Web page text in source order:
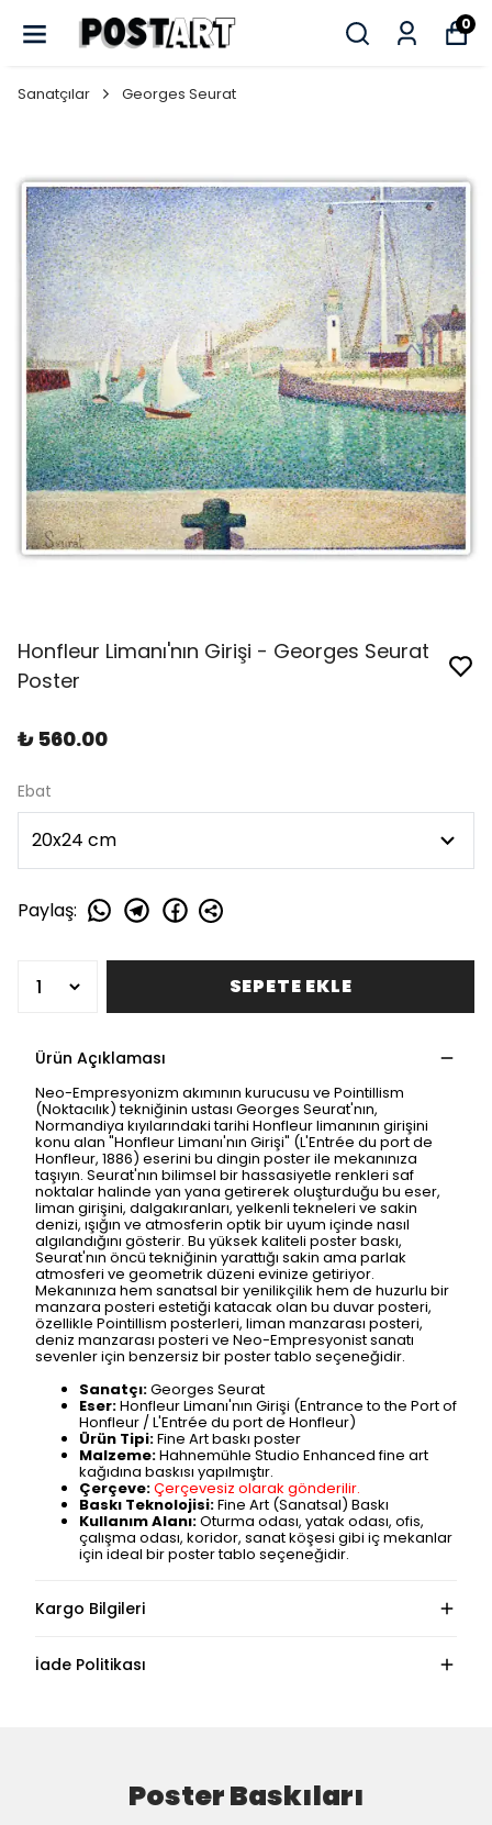
0
Sanatçılar Georges Seurat
Honfleur Limanı'nın Girişi - Georges Seurat
Poster
₺ 560.00
Ebat
Paylaş:
SEPETE EKLE
Ürün Açıklaması
Neo-Empresyonizm akımının kurucusu ve Pointillism
(Noktacılık) tekniğinin ustası Georges Seurat'nın,
Normandiya kıyılarındaki tarihi Honfleur limanının girişini
konu alan "Honfleur Limanı'nın Girişi" (L'Entrée du port de
Honfleur, 1886) eserini bu dingin poster ile mekanınıza
taşıyın. Seurat'nın bilimsel bir hassasiyetle renkleri saf
noktalar halinde yan yana getirerek oluşturduğu bu eser,
liman girişini, dalgakıranları, yelkenli tekneleri ve sakin
denizi, ışığın ve atmosferin optik bir uyum içinde nasıl
algılandığını gösterir. Bu yüksek kaliteli poster baskı,
Seurat'nın öncü tekniğinin yarattığı sakin ama parlak
atmosferi ve geometrik düzeni evinize getiriyor.
Mekanınıza hem sanatsal bir yenilikçilik hem de huzurlu bir
manzara posteri estetiği katacak olan bu duvar posteri,
özellikle Pointillism posterleri, liman manzarası posteri,
deniz manzarası posteri ve Neo-Empresyonist sanatı
sevenler için benzersiz bir poster tablo seçeneğidir.
Sanatçı:Georges Seurat
Eser:Honfleur Limanı'nın Girişi (Entrance to the Port of
Honfleur / L'Entrée du port de Honfleur)
Ürün Tipi:Fine Art baskı poster
Malzeme:Hahnemühle Studio Enhanced fine art
kağıdına baskısı yapılmıştır.
Çerçeve:Çerçevesiz olarak gönderilir.
Baskı Teknolojisi:Fine Art (Sanatsal) Baskı
Kullanım Alanı:Oturma odası, yatak odası, ofis,
çalışma odası, koridor, sanat köşesi gibi iç mekanlar
için ideal bir poster tablo seçeneğidir.
Kargo Bilgileri
İade Politikası
Poster Baskıları